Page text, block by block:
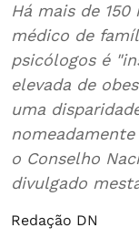
Há mais de
médico de
psicólogos é
elevada de
uma
o Conselho
divulgado
Redação DN